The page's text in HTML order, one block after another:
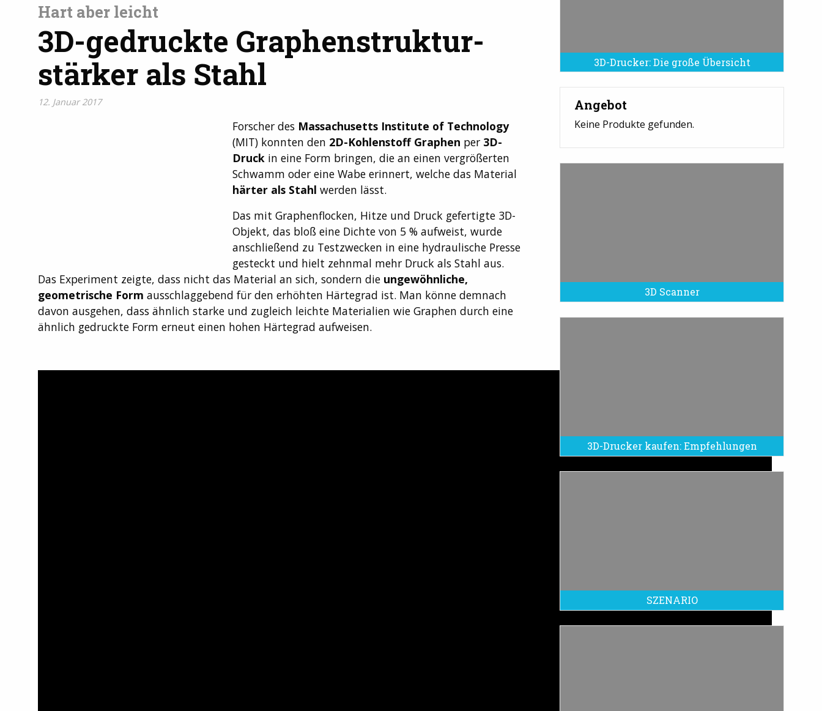
Hart aber leicht
3D-gedruckte Graphenstruktur-
stärker als Stahl
12. Januar 2017
Forscher des Massachusetts Institute of Technology
(MIT) konnten den 2D-Kohlenstoff Graphen per 3D-
Druck in eine Form bringen, die an einen vergrößerten
Schwamm oder eine Wabe erinnert, welche das Material
härter als Stahl werden lässt.
Das mit Graphenflocken, Hitze und Druck gefertigte 3D-
Objekt, das bloß eine Dichte von 5 % aufweist, wurde
anschließend zu Testzwecken in eine hydraulische Presse
gesteckt und hielt zehnmal mehr Druck als Stahl aus.
Das Experiment zeigte, dass nicht das Material an sich, sondern die ungewöhnliche,
geometrische Form ausschlaggebend für den erhöhten Härtegrad ist. Man könne demnach
davon ausgehen, dass ähnlich starke und zugleich leichte Materialien wie Graphen durch eine
ähnlich gedruckte Form erneut einen hohen Härtegrad aufweisen.
3D-Drucker: Die große Übersicht
Angebot
Keine Produkte gefunden.
3D Scanner
3D-Drucker kaufen: Empfehlungen
SZENARIO